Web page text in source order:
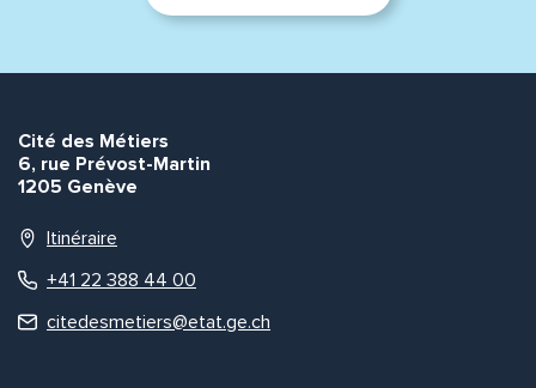
Cité des Métiers
6, rue Prévost-Martin
1205 Genève
Itinéraire
+41 22 388 44 00
citedesmetiers@etat.ge.ch